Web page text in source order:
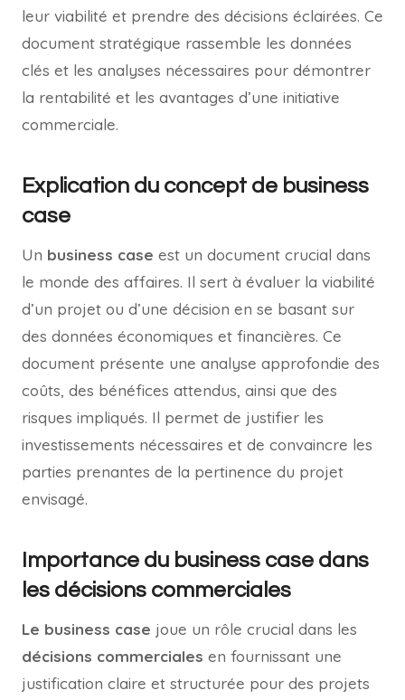
leur viabilité et prendre des décisions éclairées. Ce
document stratégique rassemble les données
clés et les analyses nécessaires pour démontrer
la rentabilité et les avantages d’une initiative
commerciale.
Explication du concept de business
case
Un business case est un document crucial dans
le monde des affaires. Il sert à évaluer la viabilité
d’un projet ou d’une décision en se basant sur
des données économiques et financières. Ce
document présente une analyse approfondie des
coûts, des bénéfices attendus, ainsi que des
risques impliqués. Il permet de justifier les
investissements nécessaires et de convaincre les
parties prenantes de la pertinence du projet
envisagé.
Importance du business case dans
les décisions commerciales
Le business case joue un rôle crucial dans les
décisions commerciales en fournissant une
justification claire et structurée pour des projets